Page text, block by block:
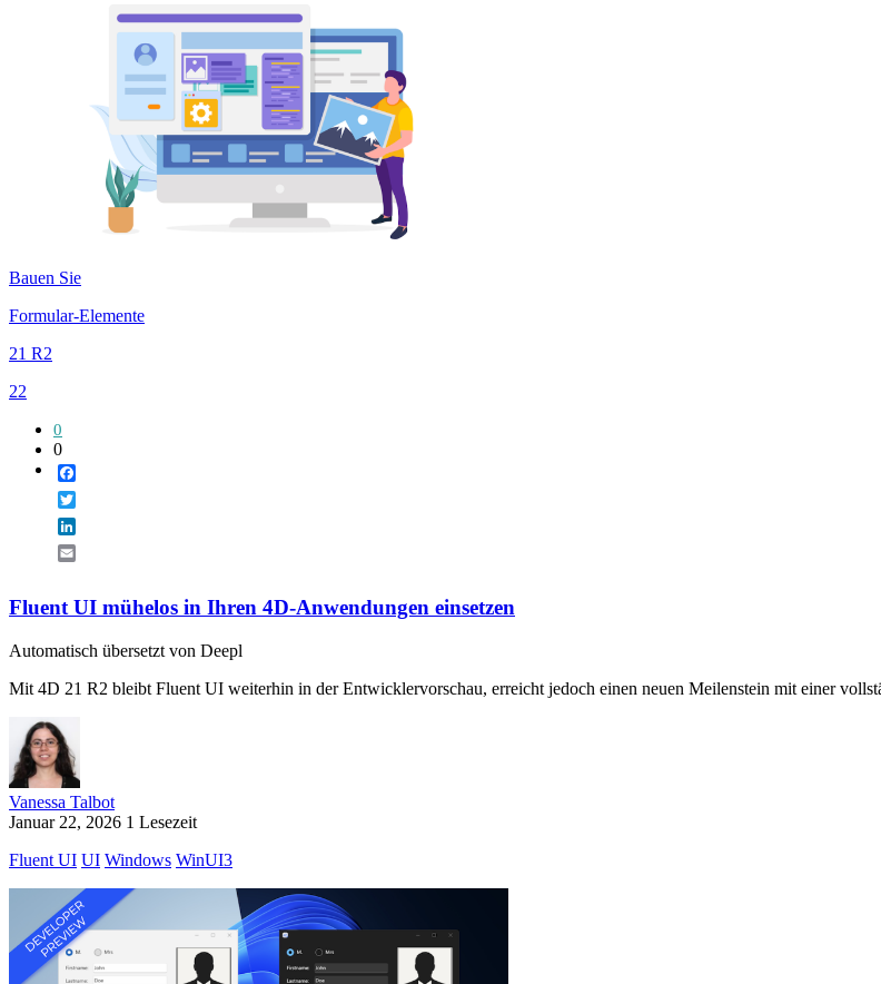
Bauen Sie
Formular-Elemente
21 R2
22
0
0
Fluent UI mühelos in Ihren 4D-Anwendungen einsetzen
Automatisch übersetzt von Deepl
Mit 4D 21 R2 bleibt Fluent UI weiterhin in der Entwicklervorschau, erreicht jedoch einen neuen Meilenstein mit einer
Vanessa Talbot
Januar 22, 2026 1 Lesezeit
Fluent UI UI Windows WinUI3